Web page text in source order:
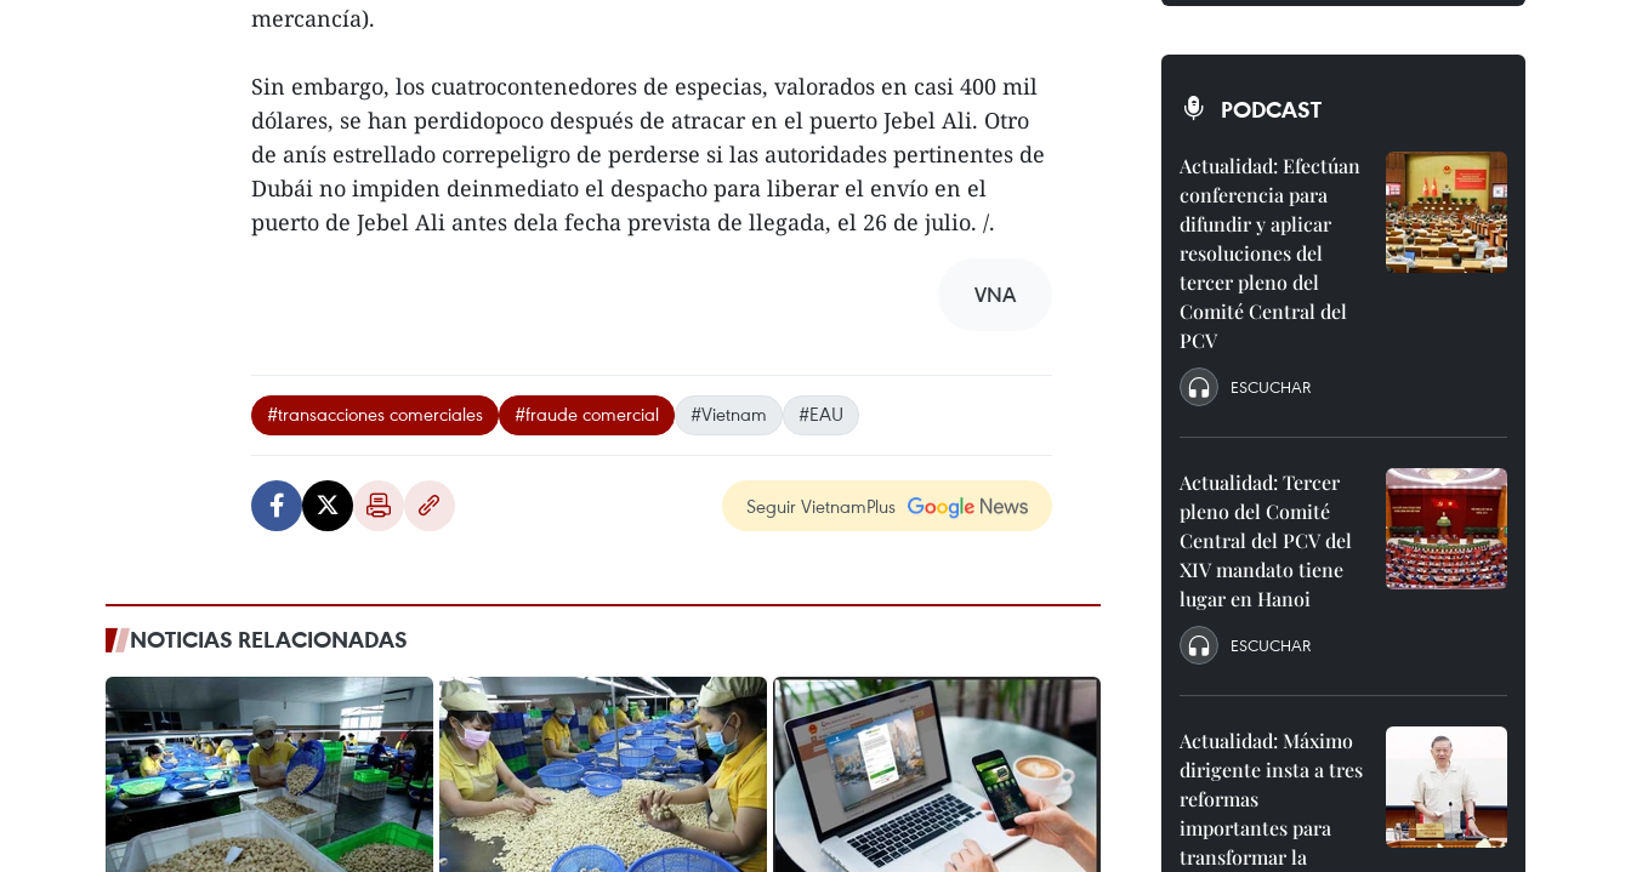
mercancía).
Sin embargo, los cuatrocontenedores de especias, valorados en casi 400 mil
dólares, se han perdidopoco después de atracar en el puerto Jebel Ali. Otro
de anís estrellado correpeligro de perderse si las autoridades pertinentes de
Dubái no impiden deinmediato el despacho para liberar el envío en el
puerto de Jebel Ali antes dela fecha prevista de llegada, el 26 de julio. /.
VNA
#transacciones comerciales #fraude comercial #Vietnam #EAU
Seguir VietnamPlus
NOTICIAS RELACIONADAS
PODCAST
Actualidad: Efectúan
conferencia para
difundir y aplicar
resoluciones del
tercer pleno del
Comité Central del
PCV
ESCUCHAR
Actualidad: Tercer
pleno del Comité
Central del PCV del
XIV mandato tiene
lugar en Hanoi
ESCUCHAR
Actualidad: Máximo
dirigente insta a tres
reformas
importantes para
transformar la